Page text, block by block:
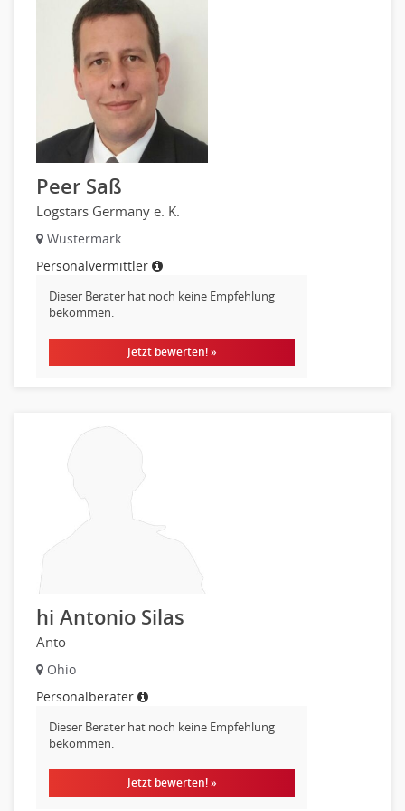
Materialwirtschaft
Produktionslogistik
Einkauf, Materialwirtschaft & Logistik Prozessmanagement
Supply-Chain-Management
Anlagenbuchhaltung
Controlling
Debitorenbuchhaltung
Finanzbuchhaltung, Bilanzbuchhaltung
Gehaltsbuchhaltung, Lohnbuchhaltung
Finanzen Leitung, Teamleitung
Finanzen Prozessmanagement
Wirtschaftsprüfung
Arbeitssicherheit
Beauty, Wellness
Elektrik, Sanitär, Heizung, Klima
Fertigung, Produktion
Gastronomie, Hotellerie
Holzhandwerk
Handwerk, Dienstleistung & Fertigung Leitung, Teamleitung
Maler, Lackierer
Mechaniker
Metallhandwerk
Raumgestaltung
Sicherheitsdienste, Schutzdienste
Peer Saß
Logstars Germany e. K.
Wustermark
Personalvermittler
Dieser Berater hat noch keine Empfehlung
bekommen.
Jetzt bewerten! »
hi Antonio Silas
Anto
Ohio
Personalberater
Dieser Berater hat noch keine Empfehlung
bekommen.
Jetzt bewerten! »